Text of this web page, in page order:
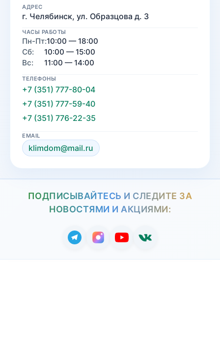
АДРЕС
г. Челябинск, ул. Образцова д. 3
ЧАСЫ РАБОТЫ
Пн-Пт:10:00 — 18:00
Сб:
10:00 — 15:00
Вс:
11:00 — 14:00
ТЕЛЕФОНЫ
+7 (351) 777-80-04
+7 (351) 777-59-40
+7 (351) 776-22-35
EMAIL
klimdom@mail.ru
ПОДПИСЫВАЙТЕСЬ И СЛЕДИТЕ ЗА
НОВОСТЯМИ И АКЦИЯМИ: